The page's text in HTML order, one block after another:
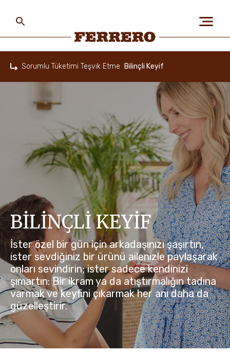
HAKKIMIZDA
İNSANLAR VE GEZEGEN
MARKALARIMIZ
KARIYER FIRSATLARI
HABERLER VE İÇERIKLER
main
content
Sorumlu Tüketimi Teşvik Etme Bilinçli Keyif
BİLİNÇLİ KEYİF
İster özel bir gün için arkadaşınızı şaşırtın,
ister sevdiğiniz bir ürünü ailenizle paylaşarak
onları sevindirin; ister sadece kendinizi
şımartın: Bir ikram ya da atıştırmalığın tadına
varmak ve keyfini çıkarmak her anı daha da
güzelleştirir.